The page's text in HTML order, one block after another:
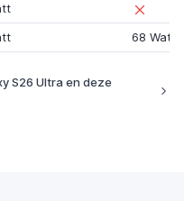
68 Watt
S26 Ultra en deze